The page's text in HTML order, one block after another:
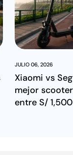
JULIO 06, 2026
Xiaomi vs
mejor
entre S/